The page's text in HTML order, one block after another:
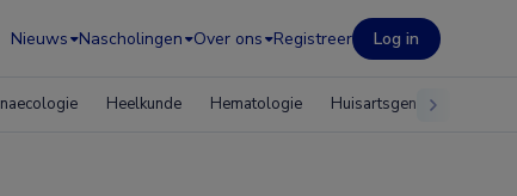
Nieuws Nascholingen Over ons Registreer Log in
Heelkunde Hematologie Huisartsgeneeskunde